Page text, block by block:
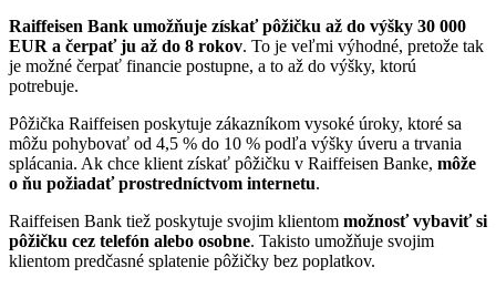
Raiffeisen Bank umožňuje získať pôžičku až do výšky 30 000
EUR a čerpať ju až do 8 rokov. To je veľmi výhodné, pretože tak
je možné čerpať financie postupne, a to až do výšky, ktorú
potrebuje.
Pôžička Raiffeisen poskytuje zákazníkom vysoké úroky, ktoré sa
môžu pohybovať od 4,5 % do 10 % podľa výšky úveru a trvania
splácania. Ak chce klient získať pôžičku v Raiffeisen Banke, môže
o ňu požiadať prostredníctvom internetu.
Raiffeisen Bank tiež poskytuje svojim klientom možnosť vybaviť si
pôžičku cez telefón alebo osobne. Takisto umožňuje svojim
klientom predčasné splatenie pôžičky bez poplatkov.